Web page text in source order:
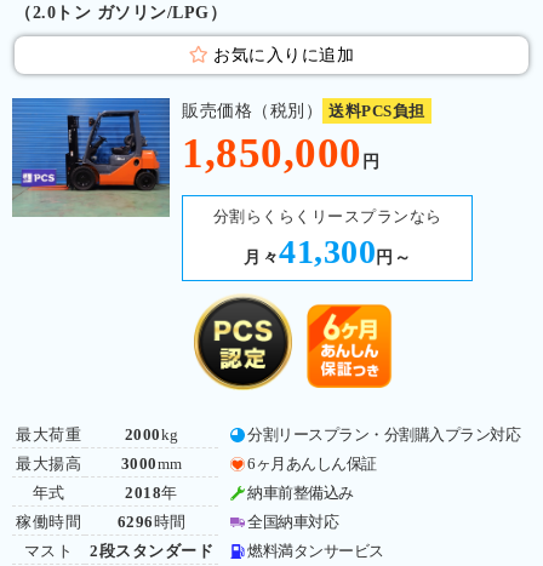
（2.0トン ガソリン/LPG）
お気に入りに追加
販売価格（税別） 送料PCS負担
1,850,000 円
分割らくらくリースプランなら
月々41,300 円～
最大荷重
最大揚高
年式
稼働時間
マスト
2000kg
3000mm
2018年
6296 時間
2段スタンダード
分割リースプラン・分割購入プラン対応
6ヶ月あんしん保証
納車前整備込み
全国納車対応
燃料満タンサービス